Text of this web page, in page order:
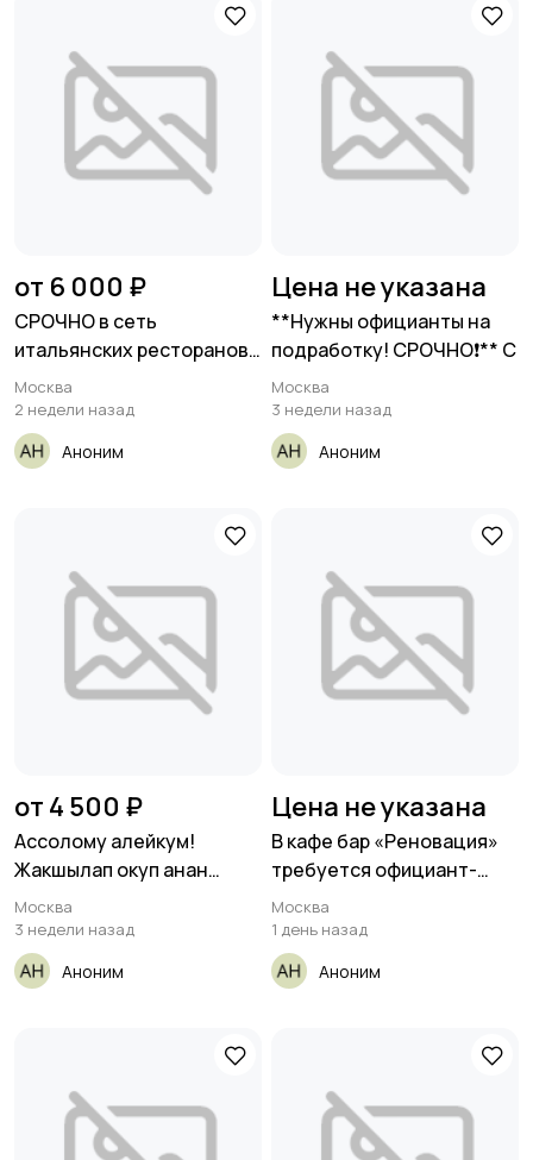
от 6 000 ₽
СРОЧНО в сеть
итальянских ресторанов
требуется
Москва
2 недели назад
Аноним
Цена не указана
**Нужны официанты на
подработку! СРОЧНО❗** С
Москва
3 недели назад
Аноним
от 4 500 ₽
Ассолому алейкум!
Жакшылап окуп анан
чалабыз!!!☝️
Москва
3 недели назад
Аноним
Цена не указана
В кафе бар «Реновация»
требуется официант-
бармен
Москва
1 день назад
Аноним